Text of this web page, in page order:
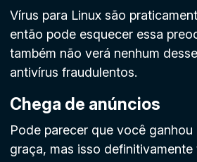
Vírus para Linux são
então pode esquecer essa
também não verá nenhum
antivírus fraudulentos.
Chega de anúncios
Pode parecer que você
graça, mas isso